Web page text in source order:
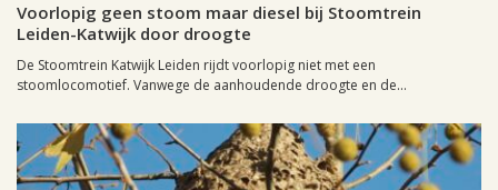
Voorlopig geen stoom maar diesel bij Stoomtrein
Leiden-Katwijk door droogte
De Stoomtrein Katwijk Leiden rijdt voorlopig niet met een
stoomlocomotief. Vanwege de aanhoudende droogte en de...